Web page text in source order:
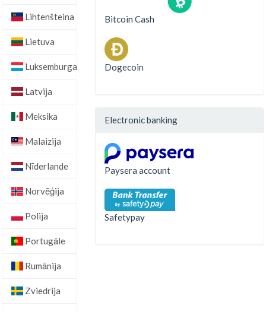
Lihtenšteina
Lietuva
Luksemburga
Latvija
Meksika
Malaizija
Nīderlande
Norvēģija
Polija
Portugāle
Rumānija
Zviedrija
Bitcoin Cash
Dogecoin
Electronic banking
Paysera account
Safetypay